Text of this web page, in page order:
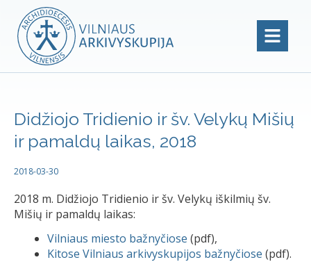
Didžiojo Tridienio ir šv. Velykų Mišių
ir pamaldų laikas, 2018
2018-03-30
2018 m. Didžiojo Tridienio ir šv. Velykų iškilmių šv.
Mišių ir pamaldų laikas:
Vilniaus miesto bažnyčiose (pdf),
Kitose Vilniaus arkivyskupijos bažnyčiose (pdf).